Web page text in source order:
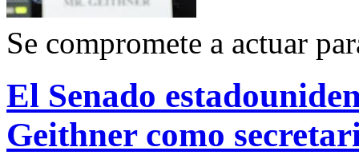
Se compromete a actuar
El Senado
Geithner como